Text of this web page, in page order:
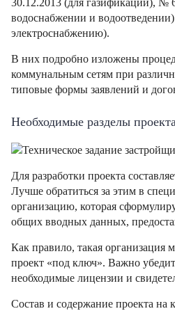
30.12.2013 (для газификации), №
водоснабжении и
электроснабжению).
В них подробно изложены
коммунальным сетям при
типовые формы заявлений и
Необходимые разделы
Для разработки проекта
Лучше обратиться за этим в
организацию, которая
общих вводных данных,
Как правило, такая организация
проект «под ключ». Важно
необходимые лицензии и
Состав и содержание проекта на